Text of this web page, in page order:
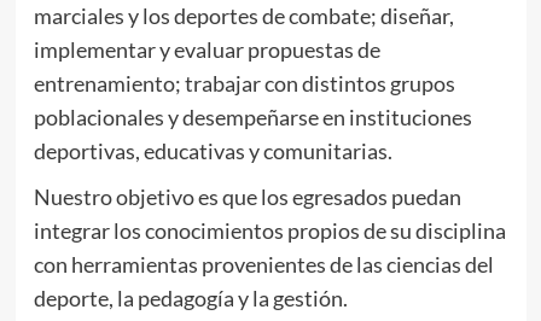
marciales y los deportes de combate; diseñar,
implementar y evaluar propuestas de
entrenamiento; trabajar con distintos grupos
poblacionales y desempeñarse en instituciones
deportivas, educativas y comunitarias.
Nuestro objetivo es que los egresados puedan
integrar los conocimientos propios de su disciplina
con herramientas provenientes de las ciencias del
deporte, la pedagogía y la gestión.